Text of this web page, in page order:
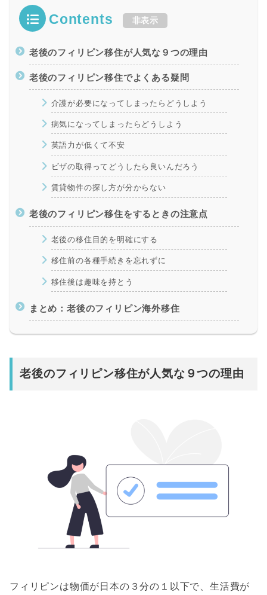
Contents 非表示
老後のフィリピン移住が人気な９つの理由
老後のフィリピン移住でよくある疑問
介護が必要になってしまったらどうしよう
病気になってしまったらどうしよう
英語力が低くて不安
ビザの取得ってどうしたら良いんだろう
賃貸物件の探し方が分からない
老後のフィリピン移住をするときの注意点
老後の移住目的を明確にする
移住前の各種手続きを忘れずに
移住後は趣味を持とう
まとめ：老後のフィリピン海外移住
老後のフィリピン移住が人気な９つの理由
フィリピンは物価が日本の３分の１以下で、生活費が